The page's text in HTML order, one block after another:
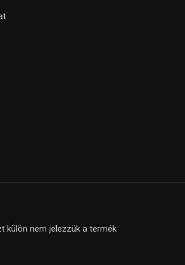
külön nem jelezzük a termék